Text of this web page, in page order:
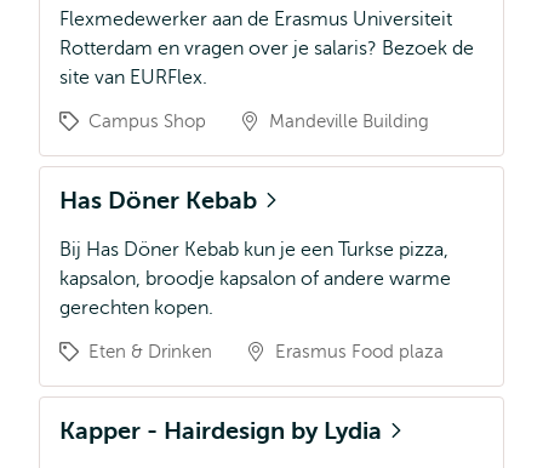
Flexmedewerker aan de Erasmus Universiteit
Rotterdam en vragen over je salaris? Bezoek de
site van EURFlex.
Campus Shop Mandeville Building
Has Döner Kebab
Bij Has Döner Kebab kun je een Turkse pizza,
kapsalon, broodje kapsalon of andere warme
gerechten kopen.
Eten & Drinken Erasmus Food plaza
Kapper - Hairdesign by Lydia